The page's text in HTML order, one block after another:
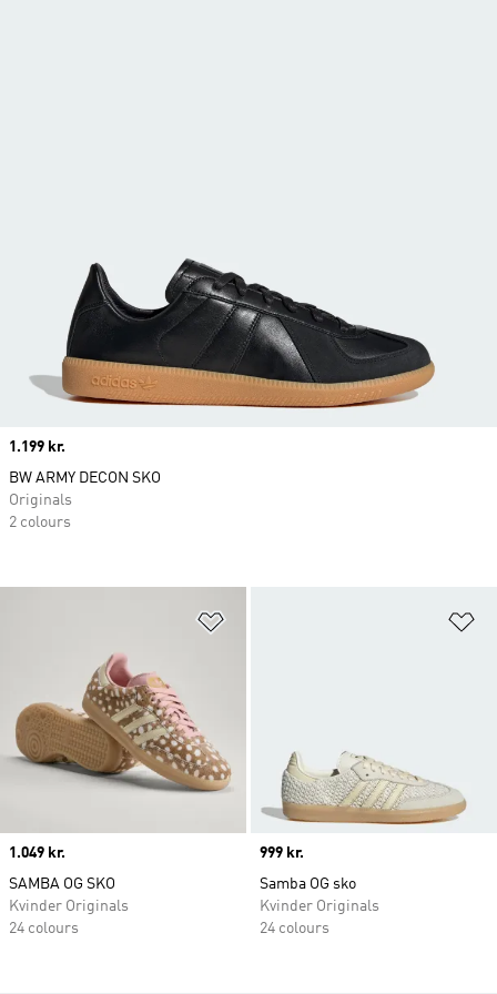
Price
1.049 kr.
SAMBA OG SKO
Kvinder Originals
24 colours
Price
999 kr.
Samba OG sko
Kvinder Originals
24 colours
Price
1.199 kr.
BW ARMY DECON SKO
Originals
2 colours